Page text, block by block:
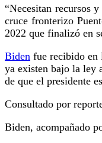
“Necesitan recursos
cruce fronterizo
2022 que finalizó en
Biden fue recibido en
ya existen bajo la ley
de que el presidente
Consultado por
Biden, acompañado